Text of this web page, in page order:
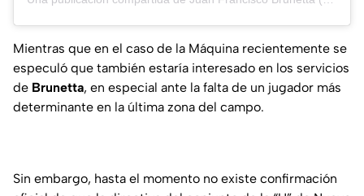
Mientras que en el caso de la Máquina recientemente se
especuló que también estaría interesado en los servicios
de Brunetta, en especial ante la falta de un jugador más
determinante en la última zona del campo.
Sin embargo, hasta el momento no existe confirmación